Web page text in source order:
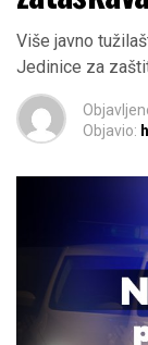
Više javno
Jedinice za
Objavio: